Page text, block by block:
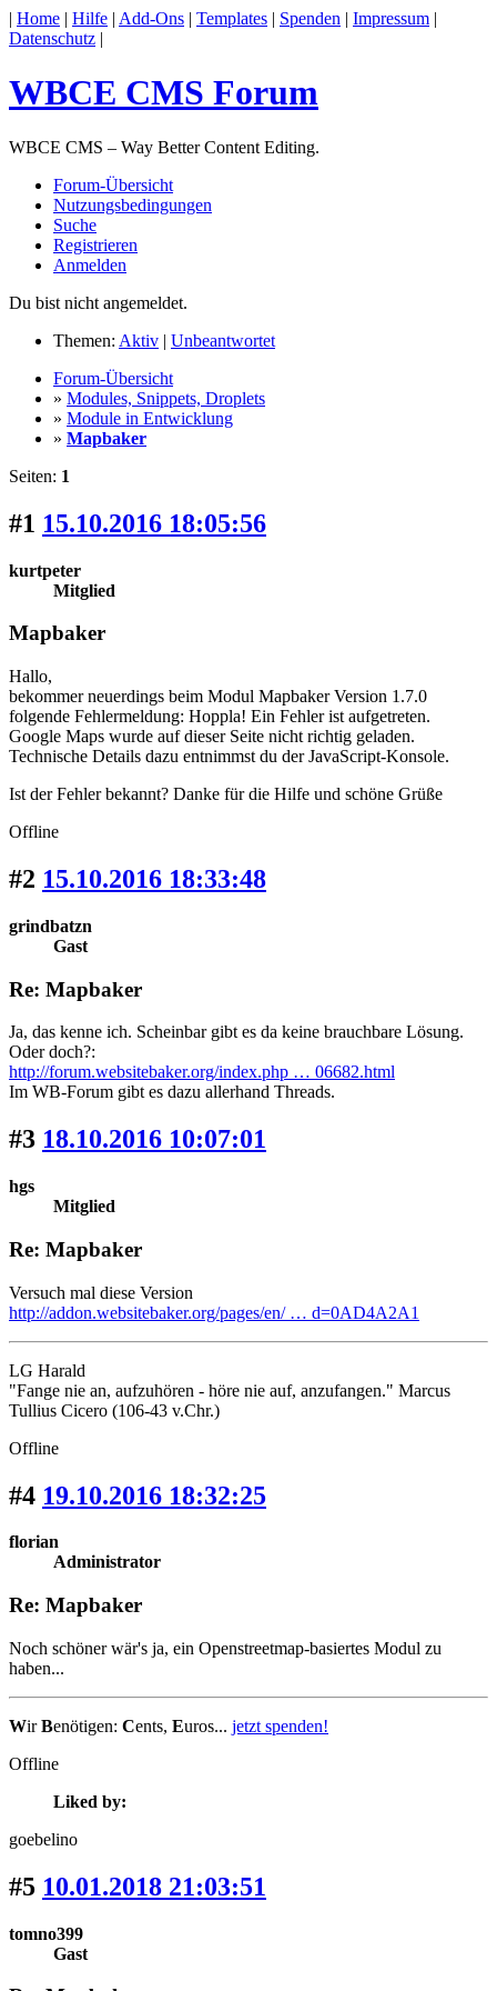
| Home | Hilfe | Add-Ons | Templates | Spenden | Impressum |
Datenschutz |
WBCE CMS Forum
WBCE CMS – Way Better Content Editing.
Forum-Übersicht
Nutzungsbedingungen
Suche
Registrieren
Anmelden
Du bist nicht angemeldet.
Themen: Aktiv | Unbeantwortet
Forum-Übersicht
» Modules, Snippets, Droplets
» Module in Entwicklung
» Mapbaker
Seiten: 1
#1 15.10.2016 18:05:56
kurtpeter
Mitglied
Mapbaker
Hallo,
bekommer neuerdings beim Modul Mapbaker Version 1.7.0
folgende Fehlermeldung: Hoppla! Ein Fehler ist aufgetreten.
Google Maps wurde auf dieser Seite nicht richtig geladen.
Technische Details dazu entnimmst du der JavaScript-Konsole.
Ist der Fehler bekannt? Danke für die Hilfe und schöne Grüße
Offline
#2 15.10.2016 18:33:48
grindbatzn
Gast
Re: Mapbaker
Ja, das kenne ich. Scheinbar gibt es da keine brauchbare Lösung.
Oder doch?:
http://forum.websitebaker.org/index.php … 06682.html
Im WB-Forum gibt es dazu allerhand Threads.
#3 18.10.2016 10:07:01
hgs
Mitglied
Re: Mapbaker
Versuch mal diese Version
http://addon.websitebaker.org/pages/en/ … d=0AD4A2A1
LG Harald
"Fange nie an, aufzuhören - höre nie auf, anzufangen." Marcus
Tullius Cicero (106-43 v.Chr.)
Offline
#4 19.10.2016 18:32:25
florian
Administrator
Re: Mapbaker
Noch schöner wär's ja, ein Openstreetmap-basiertes Modul zu
haben...
WirBenötigen: Cents, Euros... jetzt spenden!
Offline
Liked by:
goebelino
#5 10.01.2018 21:03:51
tomno399
Gast